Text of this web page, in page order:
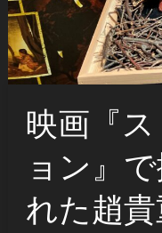
映画『
ョン』
れた趙